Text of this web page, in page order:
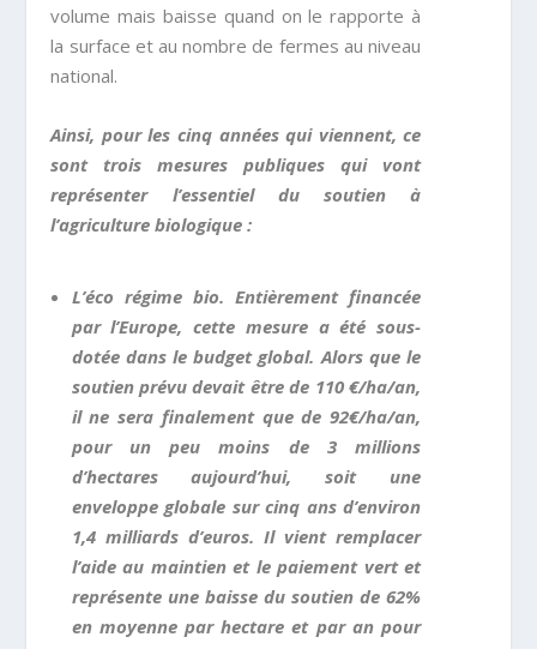
volume mais baisse quand on le rapporte à
la surface et au nombre de fermes au niveau
national.
Ainsi, pour les cinq années qui viennent, ce
sont trois mesures publiques qui vont
représenter l’essentiel du soutien à
l’agriculture biologique :
L’éco régime bio. Entièrement financée
par l’Europe, cette mesure a été sous-
dotée dans le budget global. Alors que le
soutien prévu devait être de 110 €/ha/an,
il ne sera finalement que de 92€/ha/an,
pour un peu moins de 3 millions
d’hectares aujourd’hui, soit une
enveloppe globale sur cinq ans d’environ
1,4 milliards d’euros. Il vient remplacer
l’aide au maintien et le paiement vert et
représente une baisse du soutien de 62%
en moyenne par hectare et par an pour